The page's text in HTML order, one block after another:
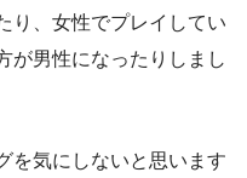
り、女性でプレイしてい
が男性になったりしまし
を気にしないと思います